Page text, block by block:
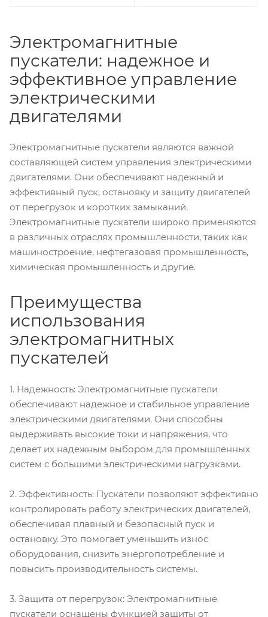
Электромагнитные
пускатели: надежное и
эффективное управление
электрическими
двигателями
Электромагнитные пускатели являются важной
составляющей систем управления электрическими
двигателями. Они обеспечивают надежный и
эффективный пуск, остановку и защиту двигателей
от перегрузок и коротких замыканий.
Электромагнитные пускатели широко применяются
в различных отраслях промышленности, таких как
машиностроение, нефтегазовая промышленность,
химическая промышленность и другие.
Преимущества
использования
электромагнитных
пускателей
1. Надежность: Электромагнитные пускатели
обеспечивают надежное и стабильное управление
электрическими двигателями. Они способны
выдерживать высокие токи и напряжения, что
делает их надежным выбором для промышленных
систем с большими электрическими нагрузками.
2. Эффективность: Пускатели позволяют эффективно
контролировать работу электрических двигателей,
обеспечивая плавный и безопасный пуск и
остановку. Это помогает уменьшить износ
оборудования, снизить энергопотребление и
повысить производительность системы.
3. Защита от перегрузок: Электромагнитные
пускатели оснащены функцией защиты от